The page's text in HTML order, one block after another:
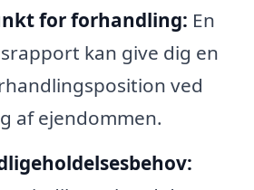
for forhandling: En
kan give dig en
ved
af ejendommen.